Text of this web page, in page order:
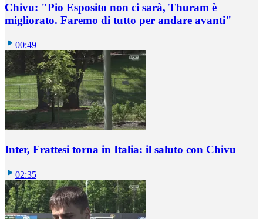
Chivu: "Pio Esposito non ci sarà, Thuram è
migliorato. Faremo di tutto per andare avanti"
00:49
Inter, Frattesi torna in Italia: il saluto con Chivu
02:35